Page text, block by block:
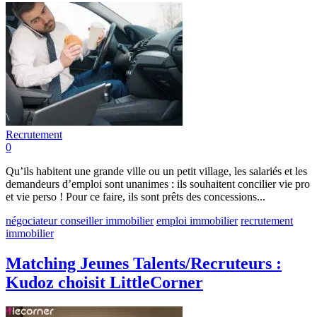
Recrutement
0
Qu’ils habitent une grande ville ou un petit village, les salariés et les
demandeurs d’emploi sont unanimes : ils souhaitent concilier vie pro
et vie perso ! Pour ce faire, ils sont prêts des concessions...
négociateur conseiller immobilier emploi immobilier recrutement
immobilier
Matching Jeunes Talents/Recruteurs :
Kudoz choisit LittleCorner